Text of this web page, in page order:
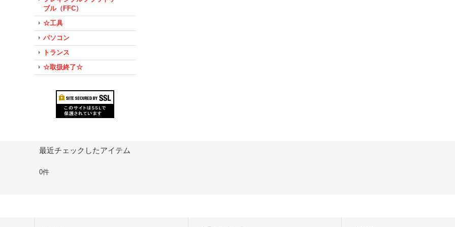
ブル（FFC）
☆工具
パソコン
トランス
☆取扱終了☆
最近チェックしたアイテム
0件